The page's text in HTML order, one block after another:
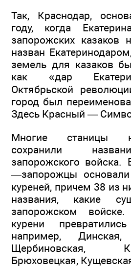
Так, Краснодар,
году, когда
запорожских казаков
назван
земель для казаков
как «дар
Октябрьской
город был
Здесь Красный —
Многие станицы
сохранили
запорожского войска.
—запорожцы
куреней, причем 38 из
названия, какие
запорожском
курени
например, Динская,
Щербиновская,
Брюховецкая,